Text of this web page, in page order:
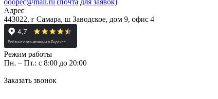
ooopec@mail.ru (почта для заявок)
Адрес
443022, г Самара, ш Заводское, дом 9, офис 4
Режим работы
Пн. – Пт.: с 8:00 до 20:00
Заказать звонок